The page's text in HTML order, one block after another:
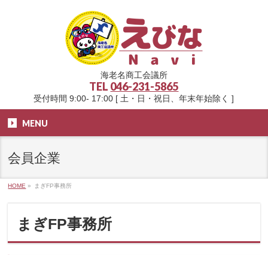
海老名商工会議所
TEL 046-231-5865
受付時間 9:00- 17:00 [ 土・日・祝日、年末年始除く ]
MENU
会員企業
HOME » まぎFP事務所
まぎFP事務所